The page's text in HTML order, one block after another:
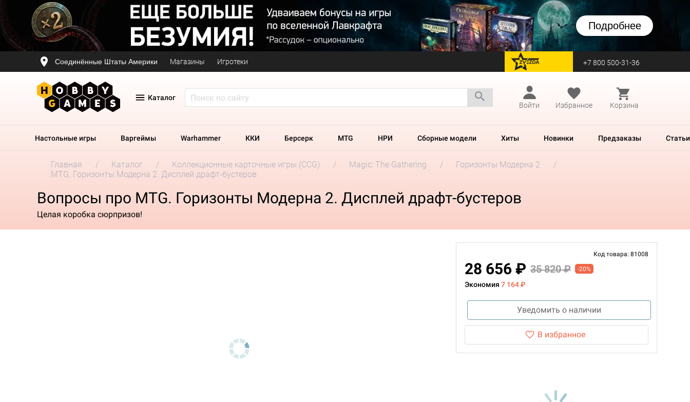
Подробнее
Соединённые Штаты Америки Магазины Игротеки перейти на Zvezda +7 800 500-31-36
Каталог
Войти
Избранное Корзина
Настольные игры Варгеймы Warhammer ККИ Берсерк MTG НРИ Сборные модели Хиты Новинки Предзаказы Статьи
Главная Каталог Коллекционные карточные игры (CCG) Magic: The Gathering
Горизонты Модерна 2
MTG. Горизонты Модерна 2. Дисплей драфт-бустеров
Вопросы про MTG. Горизонты Модерна 2. Дисплей драфт-бустеров
Целая коробка сюрпризов!
Код товара: 81008
28 656 ₽ 35 820 ₽ -20%
Экономия 7 164 ₽
Уведомить о наличии
В избранное